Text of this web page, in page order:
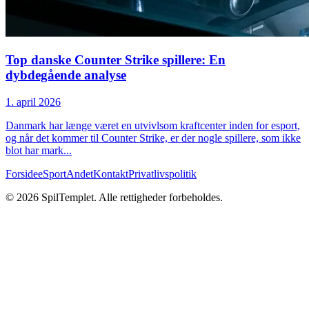
Top danske Counter Strike spillere: En
dybdegående analyse
1. april 2026
Danmark har længe været en utvivlsom kraftcenter inden for esport,
og når det kommer til Counter Strike, er der nogle spillere, som ikke
blot har mark...
ForsideeSportAndetKontaktPrivatlivspolitik
© 2026 SpilTemplet. Alle rettigheder forbeholdes.